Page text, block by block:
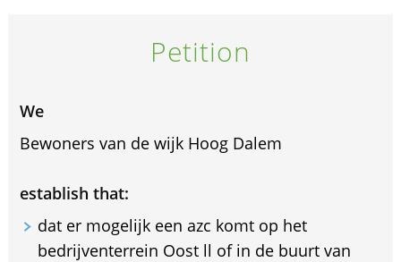
Petition
We
Bewoners van de wijk Hoog Dalem
establish that:
dat er mogelijk een azc komt op het
bedrijventerrein Oost ll of in de buurt van